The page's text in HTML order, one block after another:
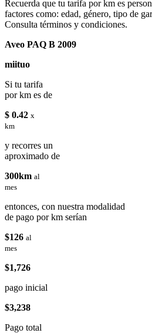
Recuerda que tu tarifa por km es
factores como: edad, género, tipo de
Consulta términos y condiciones.
Aveo PAQ B 2009
miituo
Si tu tarifa
por km es de
$ 0.42 x
km
y recorres un
aproximado de
300km al
mes
entonces, con nuestra modalidad
de pago por km serían
$126 al
mes
$1,726
pago inicial
$3,238
Pago total